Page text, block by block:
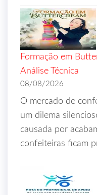
Formação em
Análise Técnica
08/08/2026
O mercado de
um dilema
causada por
confeiteiras ficam